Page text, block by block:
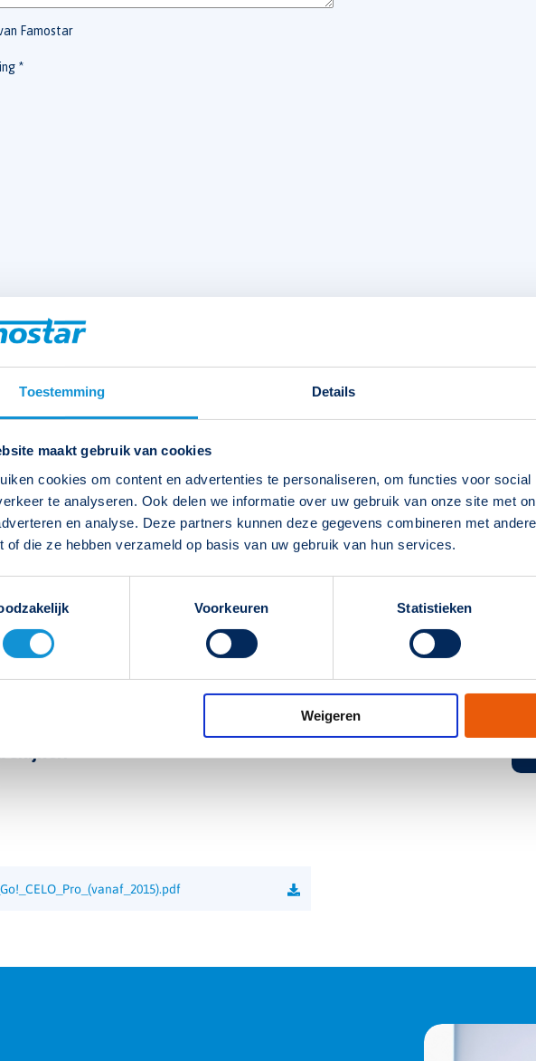
Toestemming Details
maakt gebruik van cookies
cookies om content en advertenties te personaliseren, om functies voor
te analyseren. Ook delen we informatie over uw gebruik van onze site met
en analyse. Deze partners kunnen deze gegevens combineren met
of die ze hebben verzameld op basis van uw gebruik van hun services.
Voorkeuren Statistieken
Weigeren